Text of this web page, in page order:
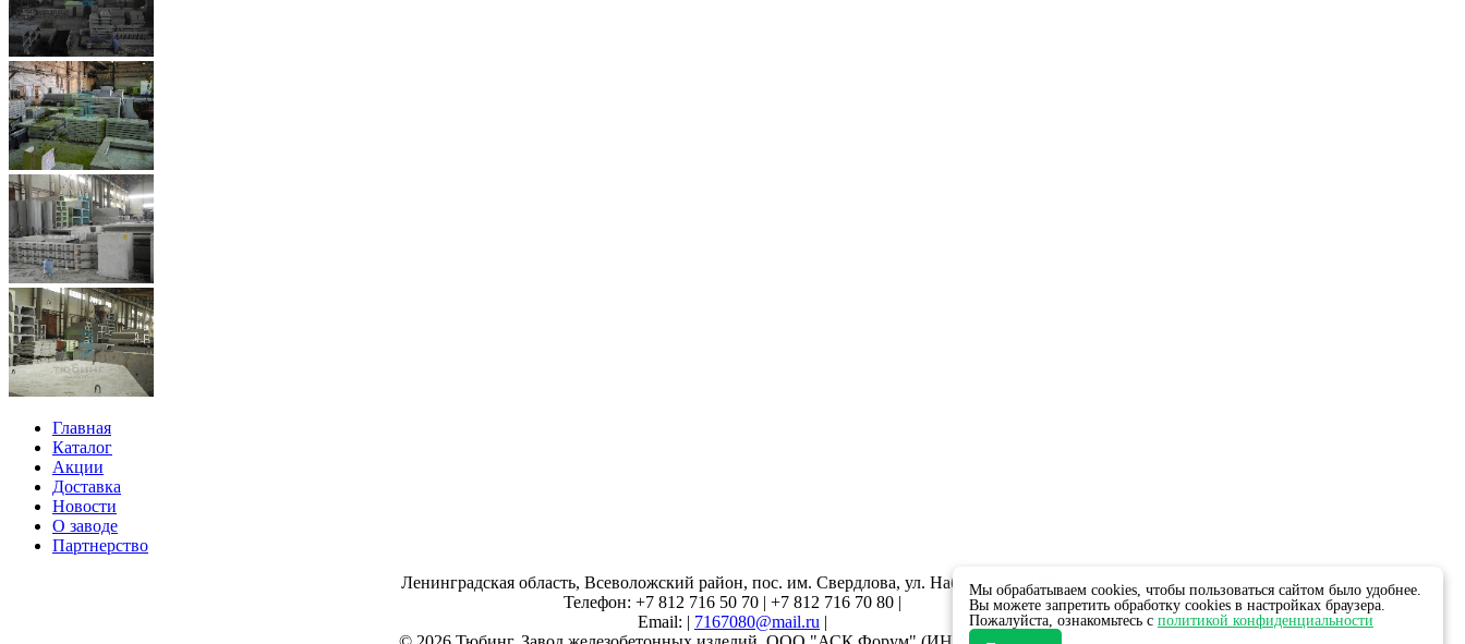
Главная
Каталог
Акции
Доставка
Новости
О заводе
Партнерство
Ленинградская область, Всеволожский район, пос. им. Свердлова, ул. Набережная, 10А.
Телефон: +7 812 716 50 70 | +7 812 716 70 80 |
Email: | 7167080@mail.ru |
Мы обрабатываем cookies, чтобы пользоваться сайтом было удобнее.
Вы можете запретить обработку cookies в настройках браузера.
Пожалуйста, ознакомьтесь с политикой конфиденциальности